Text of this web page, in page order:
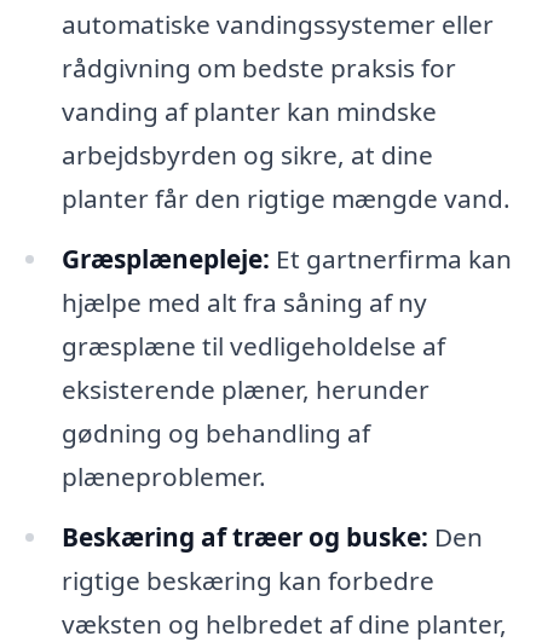
automatiske vandingssystemer eller
rådgivning om bedste praksis for
vanding af planter kan mindske
arbejdsbyrden og sikre, at dine
planter får den rigtige mængde vand.
Græsplænepleje: Et gartnerfirma kan
hjælpe med alt fra såning af ny
græsplæne til vedligeholdelse af
eksisterende plæner, herunder
gødning og behandling af
plæneproblemer.
Beskæring af træer og buske: Den
rigtige beskæring kan forbedre
væksten og helbredet af dine planter,